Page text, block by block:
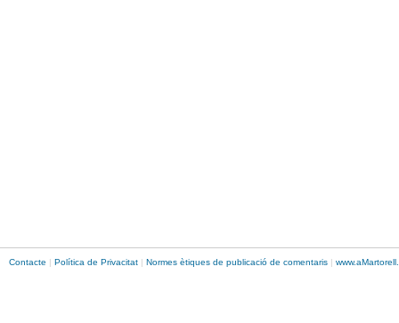
Contacte | Política de Privacitat | Normes ètiques de publicació de comentaris | www.aMartorell